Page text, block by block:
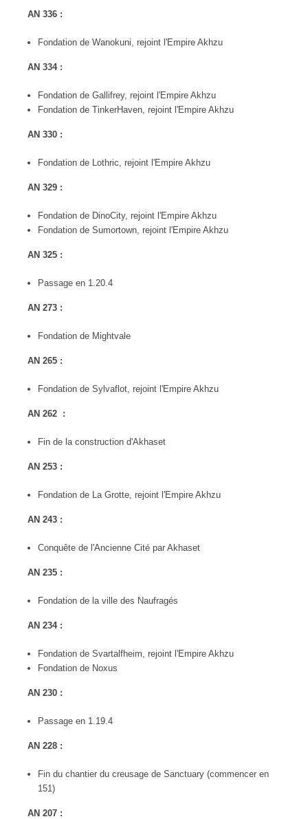
AN 336 :
Fondation de Wanokuni, rejoint l'Empire Akhzu
AN 334 :
Fondation de Gallifrey, rejoint l'Empire Akhzu
Fondation de TinkerHaven, rejoint l'Empire Akhzu
AN 330 :
Fondation de Lothric, rejoint l'Empire Akhzu
AN 329 :
Fondation de DinoCity, rejoint l'Empire Akhzu
Fondation de Sumortown, rejoint l'Empire Akhzu
AN 325 :
Passage en 1.20.4
AN 273 :
Fondation de Mightvale
AN 265 :
Fondation de Sylvaflot, rejoint l'Empire Akhzu
AN 262 :
Fin de la construction d'Akhaset
AN 253 :
Fondation de La Grotte, rejoint l'Empire Akhzu
AN 243 :
Conquête de l'Ancienne Cité par Akhaset
AN 235 :
Fondation de la ville des Naufragés
AN 234 :
Fondation de Svartalfheim, rejoint l'Empire Akhzu
Fondation de Noxus
AN 230 :
Passage en 1.19.4
AN 228 :
Fin du chantier du creusage de Sanctuary (commencer en
151)
AN 207 :